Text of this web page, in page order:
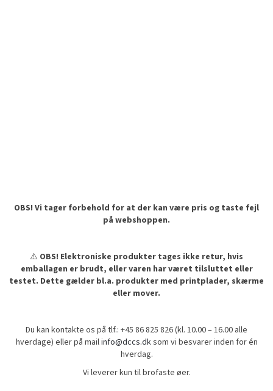
OBS! Vi tager forbehold for at der kan være pris og taste fejl
på webshoppen.
⚠️ OBS! Elektroniske produkter tages ikke retur, hvis
emballagen er brudt, eller varen har været tilsluttet eller
testet. Dette gælder bl.a. produkter med printplader, skærme
eller mover.
Du kan kontakte os på tlf.: +45 86 825 826 (kl. 10.00 – 16.00 alle
hverdage) eller på mailinfo@dccs.dksom vi besvarer inden for én
hverdag.
Vi leverer kun til brofaste øer.